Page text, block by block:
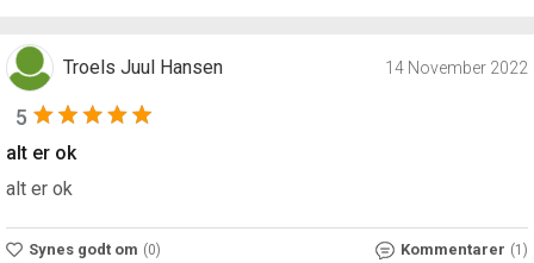
Troels Juul Hansen 14 November 2022
5
alt er ok
alt er ok
Synes godt om (0) Kommentarer (1)